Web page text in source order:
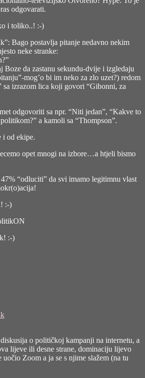
odgovarati.
i toliko..! :-)
Bago postavlja pitanje nedavno nekim
neke stranke:
Boze da zastanu sekundu-dvije i izgledaju
mog’o bi im neko za zlo uzet?) redom
sa izrazom lica koji govori “Gibonni, za
odgovoriti sa npr. “Niti jedan”, “Kakve to
a kamoli sa “Thompson”.
od ekipe.
opet mnogi na izbore…a htjeli bismo
“odluciti” da svi imamo legitimnu vlast
:-)
:-)
o političkoj kampanji na internetu, a
lijeve ili desne strane, dominaciju lijevo
Zoom a ja se s njime slažem (na tu